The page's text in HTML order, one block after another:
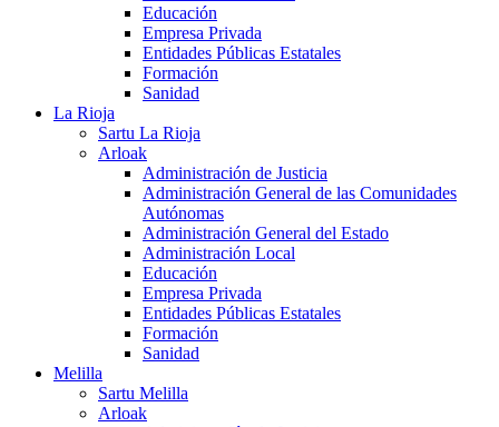
Educación
Empresa Privada
Entidades Públicas Estatales
Formación
Sanidad
La Rioja
Sartu La Rioja
Arloak
Administración de Justicia
Administración General de las Comunidades
Autónomas
Administración General del Estado
Administración Local
Educación
Empresa Privada
Entidades Públicas Estatales
Formación
Sanidad
Melilla
Sartu Melilla
Arloak